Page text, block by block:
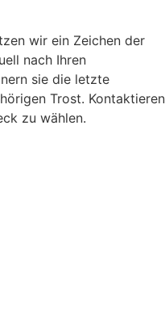
wir ein Zeichen der
nach Ihren
sie die letzte
Trost. Kontaktieren
zu wählen.